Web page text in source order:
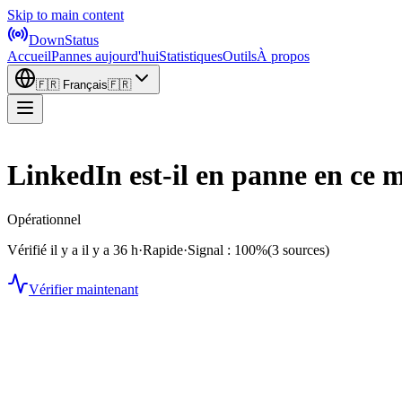
Skip to main content
DownStatus
AccueilPannes aujourd'huiStatistiquesOutilsÀ propos
🇫🇷 Français🇫🇷
LinkedIn est-il en panne en ce
Opérationnel
Vérifié il y a il y a 36 h·Rapide·Signal : 100%(3 sources)
Vérifier maintenant